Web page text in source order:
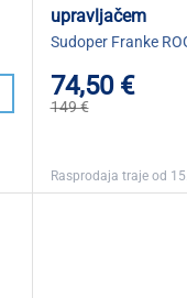
upravljačem
Sudoper Franke
74,50 €
149 €
Rasprodaja traje od